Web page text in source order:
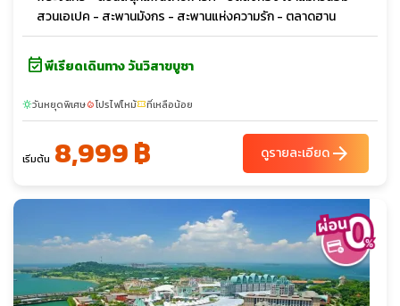
สวนเอเปค - สะพานมังกร - สะพานแห่งความรัก - ตลาดฮาน
event_availableพีเรียดเดินทาง วันวิสาขบูชา
sunnyวันหยุดพิเศษlocal_fire_departmentโปรไฟไหม้confirmation_numberที่เหลือน้อย
เริ่มต้น 8,999 ฿ ดูรายละเอียดarrow_forward